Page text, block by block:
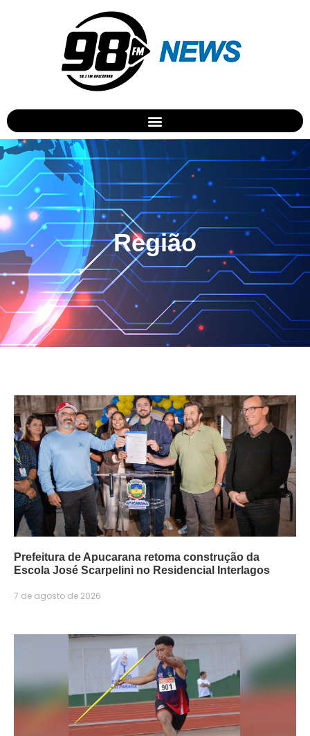
Região
Prefeitura de Apucarana retoma construção da
Escola José Scarpelini no Residencial Interlagos
7 de agosto de 2026